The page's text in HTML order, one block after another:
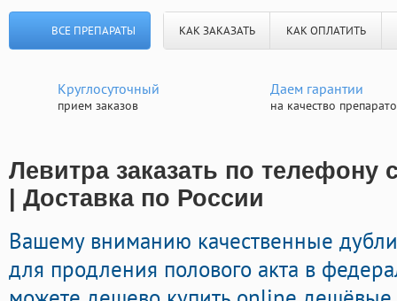
ВСЕ ПРЕПАРАТЫ КАК ЗАКАЗАТЬ КАК ОПЛАТИТЬ
Круглосуточный
прием заказов
Даем гарантии
на качество
Левитра заказать по телефону
| Доставка по России
Вашему вниманию качественные
для продления полового акта в